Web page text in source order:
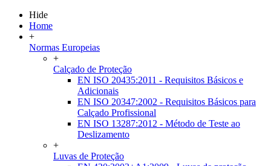
Hide
Home
+
Normas Europeias
+
Calçado de Proteção
EN ISO 20435:2011 - Requisitos Básicos e
Adicionais
EN ISO 20347:2002 - Requisitos Básicos para
Calçado Profissional
EN ISO 13287:2012 - Método de Teste ao
Deslizamento
+
Luvas de Proteção